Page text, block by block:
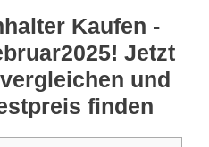
Kaufen -
Jetzt
und
finden